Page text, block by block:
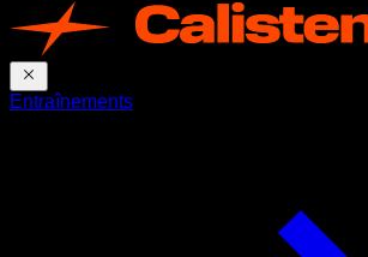
Entraînements